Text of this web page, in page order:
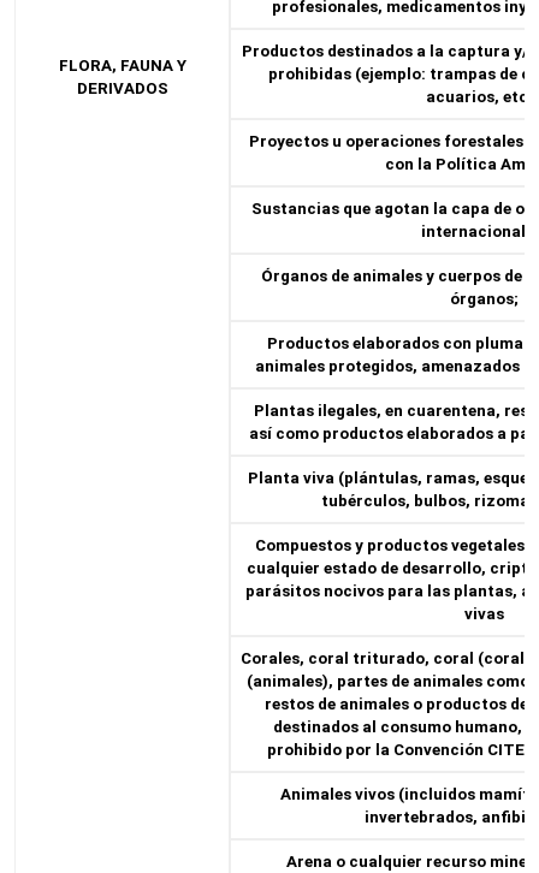
FLORA, FAUNA Y
DERIVADOS
profesionales, medicamentos
Productos destinados a la captura y/
prohibidas (ejemplo: trampas de
acuarios,
Proyectos u operaciones forestales
con la Política
Sustancias que agotan la capa de
Órganos de animales y cuerpos de
órganos;
Productos elaborados con
animales protegidos, amenazados
Plantas ilegales, en cuarentena,
así como productos elaborados a
Planta viva (plántulas, ramas,
tubérculos, bulbos,
Compuestos y productos vegetales
cualquier estado de desarrollo,
parásitos nocivos para las plantas,
vivas
Corales, coral triturado, coral
(animales), partes de animales
restos de animales o productos
destinados al consumo humano,
prohibido por la Convención
Animales vivos (incluidos
invertebrados,
Arena o cualquier recurso